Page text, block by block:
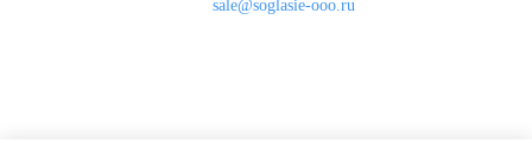
sale@soglasie-ooo.ru